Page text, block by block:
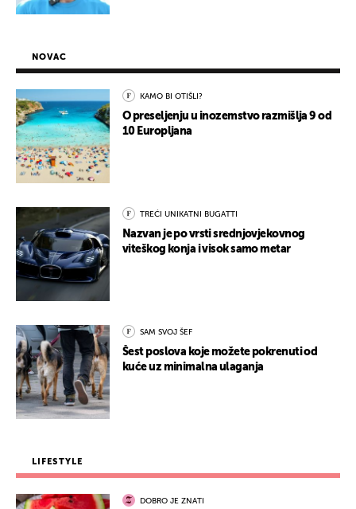
NOVAC
KAMO BI OTIŠLI?
O preseljenju u inozemstvo razmišlja 9 od
10 Europljana
TREĆI UNIKATNI BUGATTI
Nazvan je po vrsti srednjovjekovnog
viteškog konja i visok samo metar
SAM SVOJ ŠEF
Šest poslova koje možete pokrenuti od
kuće uz minimalna ulaganja
LIFESTYLE
DOBRO JE ZNATI